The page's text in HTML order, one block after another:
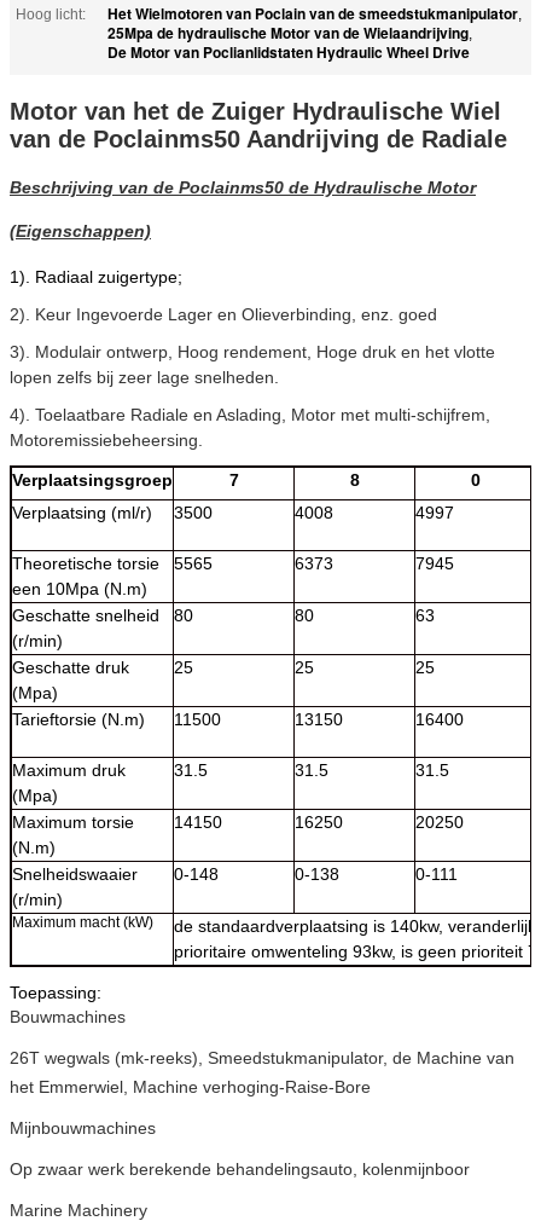
Hoog licht: Het Wielmotoren van Poclain van de smeedstukmanipulator,
25Mpa de hydraulische Motor van de Wielaandrijving,
De Motor van Poclianlidstaten Hydraulic Wheel Drive
Motor van het de Zuiger Hydraulische Wiel
van de Poclainms50 Aandrijving de Radiale
Beschrijving van de Poclainms50 de Hydraulische Motor
(Eigenschappen)
1). Radiaal zuigertype;
2). Keur Ingevoerde Lager en Olieverbinding, enz. goed
3). Modulair ontwerp, Hoog rendement, Hoge druk en het vlotte
lopen zelfs bij zeer lage snelheden.
4). Toelaatbare Radiale en Aslading, Motor met multi-schijfrem,
Motoremissiebeheersing.
Verplaatsingsgroep 7 8
0
Verplaatsing (ml/r)
3500 4008 4997
Theoretische torsie
een 10Mpa (N.m)
5565 6373 7945
Geschatte snelheid
(r/min)
80 80 63
Geschatte druk
(Mpa)
25 25 25
Tarieftorsie (N.m) 11500 13150 16400
Maximum druk
(Mpa)
31.5 31.5 31.5
Maximum torsie
(N.m)
14150 16250 20250
Snelheidswaaier
(r/min)
0-148 0-138 0-111
Maximum macht (kW)
de standaardverplaatsing is 140kw,
prioritaire omwenteling 93kw, is geen prioriteit
Toepassing:
Bouwmachines
26T wegwals (mk-reeks), Smeedstukmanipulator, de Machine van
het Emmerwiel, Machine verhoging-Raise-Bore
Mijnbouwmachines
Op zwaar werk berekende behandelingsauto, kolenmijnboor
Marine Machinery